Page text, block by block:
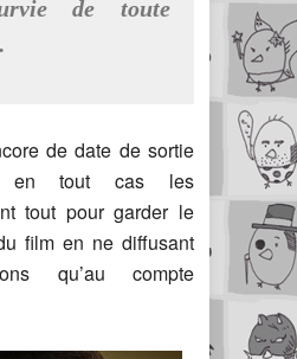
de toute
de date de sortie
en tout cas les
tout pour garder le
film en ne diffusant
qu’au compte